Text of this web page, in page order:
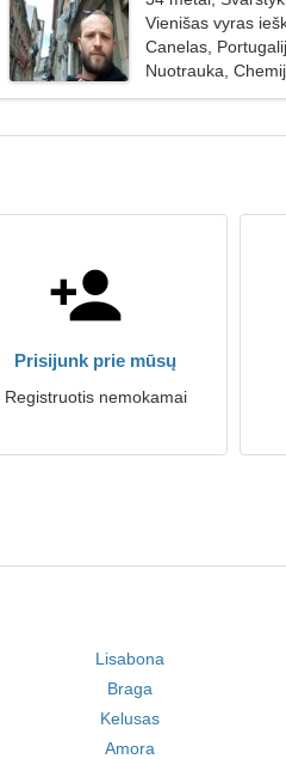
Vienišas vyras
Canelas,
Nuotrauka,
Prisijunk prie mūsų
Registruotis nemokamai
Lisabona
Braga
Kelusas
Amora